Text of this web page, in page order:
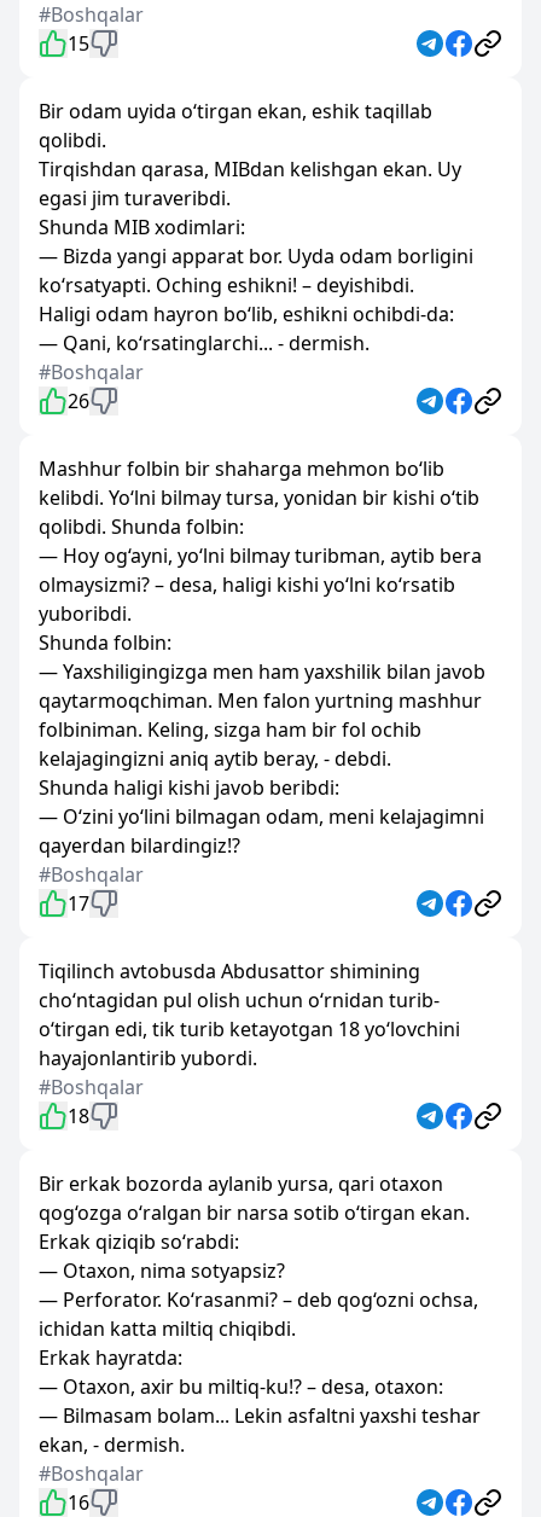
#Boshqalar
15
Bir odam uyida o‘tirgan ekan, eshik taqillab
qolibdi.
Tirqishdan qarasa, MIBdan kelishgan ekan. Uy
egasi jim turaveribdi.
Shunda MIB xodimlari:
— Bizda yangi apparat bor. Uyda odam borligini
ko‘rsatyapti. Oching eshikni! – deyishibdi.
Haligi odam hayron bo‘lib, eshikni ochibdi-da:
— Qani, ko‘rsatinglarchi... - dermish.
#Boshqalar
26
Mashhur folbin bir shaharga mehmon bo‘lib
kelibdi. Yo‘lni bilmay tursa, yonidan bir kishi o‘tib
qolibdi. Shunda folbin:
— Hoy og‘ayni, yo‘lni bilmay turibman, aytib bera
olmaysizmi? – desa, haligi kishi yo‘lni ko‘rsatib
yuboribdi.
Shunda folbin:
— Yaxshiligingizga men ham yaxshilik bilan javob
qaytarmoqchiman. Men falon yurtning mashhur
folbiniman. Keling, sizga ham bir fol ochib
kelajagingizni aniq aytib beray, - debdi.
Shunda haligi kishi javob beribdi:
— O‘zini yo‘lini bilmagan odam, meni kelajagimni
qayerdan bilardingiz!?
#Boshqalar
17
Tiqilinch avtobusda Abdusattor shimining
cho‘ntagidan pul olish uchun o‘rnidan turib-
o‘tirgan edi, tik turib ketayotgan 18 yo‘lovchini
hayajonlantirib yubordi.
#Boshqalar
18
Bir erkak bozorda aylanib yursa, qari otaxon
qog‘ozga o‘ralgan bir narsa sotib o‘tirgan ekan.
Erkak qiziqib so‘rabdi:
— Otaxon, nima sotyapsiz?
— Perforator. Ko‘rasanmi? – deb qog‘ozni ochsa,
ichidan katta miltiq chiqibdi.
Erkak hayratda:
— Otaxon, axir bu miltiq-ku!? – desa, otaxon:
— Bilmasam bolam... Lekin asfaltni yaxshi teshar
ekan, - dermish.
#Boshqalar
16